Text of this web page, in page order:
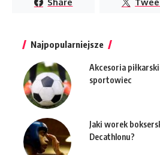
Najpopularniejsze
Akcesoria
sportowiec
Jaki worek
Decathlonu?